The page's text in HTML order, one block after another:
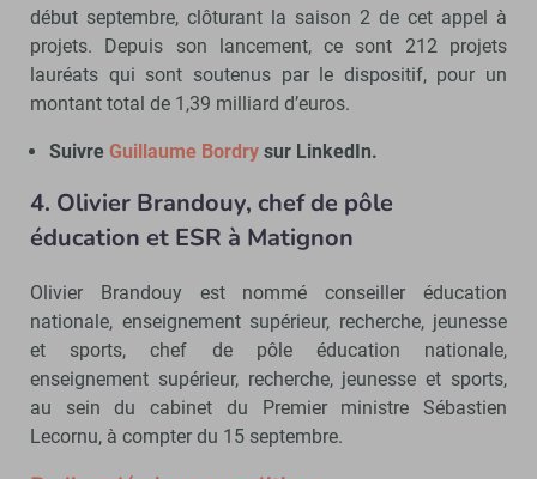
début septembre, clôturant la saison 2 de cet appel à
projets. Depuis son lancement, ce sont 212 projets
lauréats qui sont soutenus par le dispositif, pour un
montant total de 1,39 milliard d’euros.
Suivre Guillaume Bordrysur LinkedIn.
4. Olivier Brandouy, chef de pôle
éducation et ESR à Matignon
Olivier Brandouy est nommé conseiller éducation
nationale, enseignement supérieur, recherche, jeunesse
et sports, chef de pôle éducation nationale,
enseignement supérieur, recherche, jeunesse et sports,
au sein du cabinet du Premier ministre Sébastien
Lecornu, à compter du 15 septembre.